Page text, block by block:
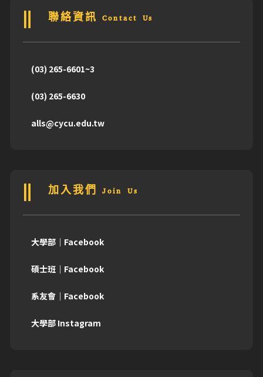
聯絡資訊 Contact Us
(03) 265-6601~3
(03) 265-6630
alls@cycu.edu.tw
加入我們 Join Us
大學部｜Facebook
碩士班｜Facebook
系友會｜Facebook
大學部 Instagram